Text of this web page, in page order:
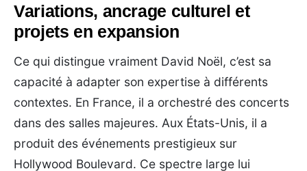
Variations, ancrage culturel et
projets en expansion
Ce qui distingue vraiment David Noël, c’est sa
capacité à adapter son expertise à différents
contextes. En France, il a orchestré des concerts
dans des salles majeures. Aux États-Unis, il a
produit des événements prestigieux sur
Hollywood Boulevard. Ce spectre large lui